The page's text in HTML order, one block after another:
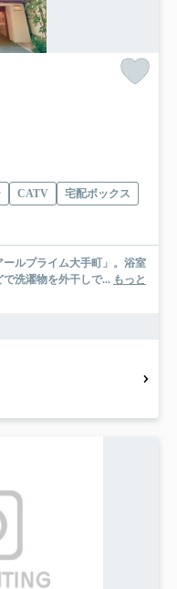
CATV
宅配ボックス
ルプライム大手町」。浴室
洗濯物を外干しで... もっと